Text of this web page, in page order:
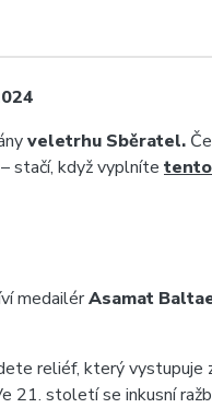
veletrhu Sběratel.
– stačí, když vyplníte
medailérAsamat
reliéf, který
21. století se inkusní